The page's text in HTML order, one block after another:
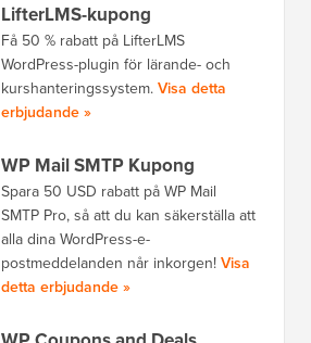
LifterLMS-kupong
Få 50 % rabatt på LifterLMS
WordPress-plugin för lärande- och
kurshanteringssystem.Visa detta
erbjudande »
WP Mail SMTP Kupong
Spara 50 USD rabatt på WP Mail
SMTP Pro, så att du kan säkerställa att
alla dina WordPress-e-
postmeddelanden når inkorgen!Visa
detta erbjudande »